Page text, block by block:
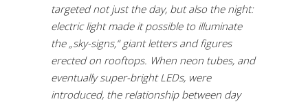
targeted not just the day, but also the night:
electric light made it possible to illuminate
the „sky-signs,“ giant letters and figures
erected on rooftops. When neon tubes, and
eventually super-bright LEDs, were
introduced, the relationship between day